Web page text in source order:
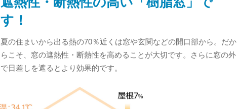
す！
夏の住まいから出る熱の70％近くは窓や玄関などの開口部から。だか
らこそ、窓の遮熱性・断熱性を高めることが大切です。さらに窓の外
で日差しを遮るとより効果的です。